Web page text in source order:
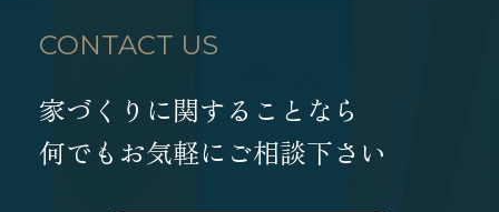
CONTACT US
家づくりに関することなら
何でもお気軽にご相談下さい